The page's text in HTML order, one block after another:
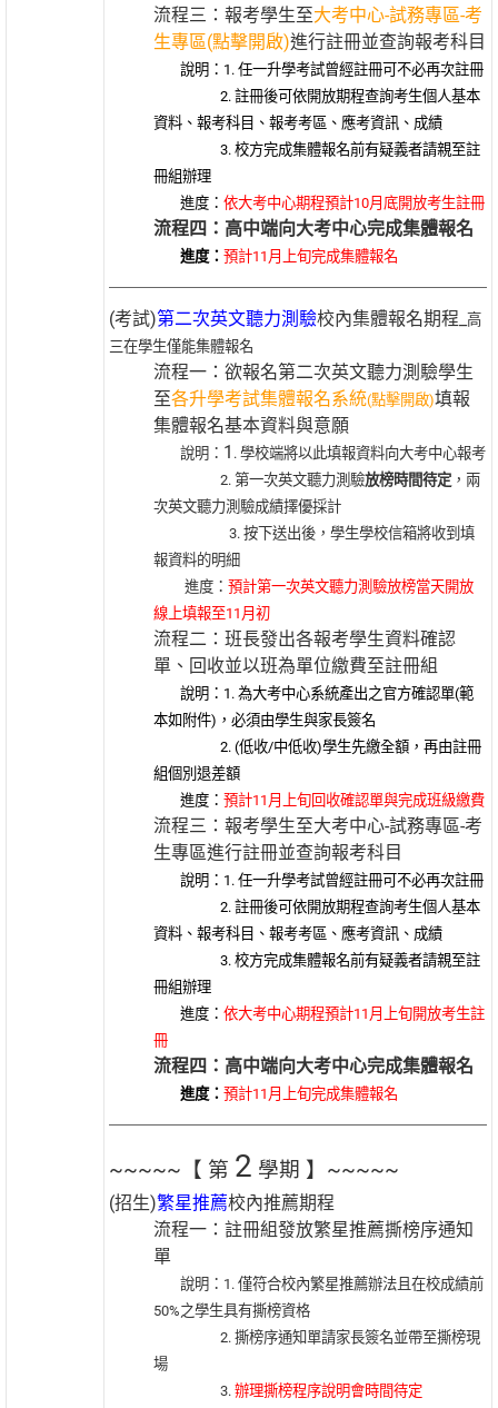
流程三：報考學生至大考中心-試務專區-考
生專區(點擊開啟)進行註冊並查詢報考科目
說明：1. 任一升學考試曾經註冊可不必再次註冊
2. 註冊後可依開放期程查詢考生個人基本
資料、報考科目、報考考區、應考資訊、成績
3. 校方完成集體報名前有疑義者請親至註
冊組辦理
進度：依大考中心期程預計10月底開放考生註冊
流程四：高中端向大考中心完成集體報名
進度：預計11月上旬完成集體報名
(考試)第二次英文聽力測驗校內集體報名期程_高
三在學生僅能集體報名
流程一：欲報名第二次英文聽力測驗學生
至各升學考試集體報名系統(點擊開啟)填報
集體報名基本資料與意願
說明： 1 . 學校端將以此填報資料向大考中心報考
2. 第一次英文聽力測驗放榜時間待定 ，兩
次英文聽力測驗成績擇優採計
3. 按下送出後，學生學校信箱將收到填
報資料的明細
進度：預計第一次英文聽力測驗放榜當天開放
線上填報至11月初
流程二：班長發出各報考學生資料確認
單、回收並以班為單位繳費至註冊組
說明：1. 為大考中心系統產出之官方確認單(範
本如附件)，必須由學生與家長簽名
2. (低收/中低收)學生先繳全額，再由註冊
組個別退差額
進度：預計11月上旬回收確認單與完成班級繳費
流程三：報考學生至大考中心-試務專區-考
生專區進行註冊並查詢報考科目
說明：1. 任一升學考試曾經註冊可不必再次註冊
2. 註冊後可依開放期程查詢考生個人基本
資料、報考科目、報考考區、應考資訊、成績
3. 校方完成集體報名前有疑義者請親至註
冊組辦理
進度：依大考中心期程預計11月上旬開放考生註
冊
流程四：高中端向大考中心完成集體報名
進度：預計11月上旬完成集體報名
~~~~~【 第 2 學期 】~~~~~
(招生)繁星推薦校內推薦期程
流程一：註冊組發放繁星推薦撕榜序通知
單
說明：1. 僅符合校內繁星推薦辦法且在校成績前
50%之學生具有撕榜資格
2. 撕榜序通知單請家長簽名並帶至撕榜現
場
3.辦理撕榜程序說明會時間待定